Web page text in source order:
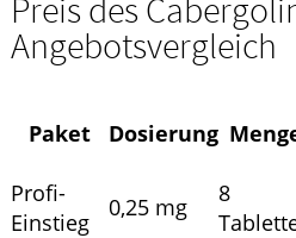
Preis des
Angebotsvergleich
Paket Dosierung
Profi-
Einstieg
0,25 mg
8